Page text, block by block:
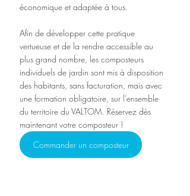
économique et adaptée à tous.
Afin de développer cette pratique
vertueuse et de la rendre accessible au
plus grand nombre, les composteurs
individuels de jardin sont mis à disposition
des habitants, sans facturation, mais avec
une formation obligatoire, sur l’ensemble
du territoire du VALTOM. Réservez dès
maintenant votre composteur !
Commander un composteur